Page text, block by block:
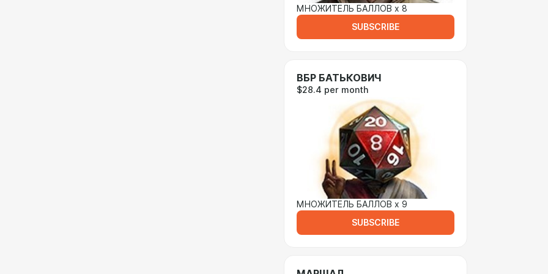
МНОЖИТЕЛЬ БАЛЛОВ х 8
SUBSCRIBE
ВБР БАТЬКОВИЧ
$28.4 per month
МНОЖИТЕЛЬ БАЛЛОВ х 9
SUBSCRIBE